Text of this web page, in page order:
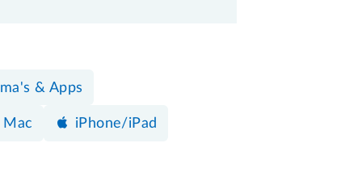
& Apps
Mac iPhone/iPad